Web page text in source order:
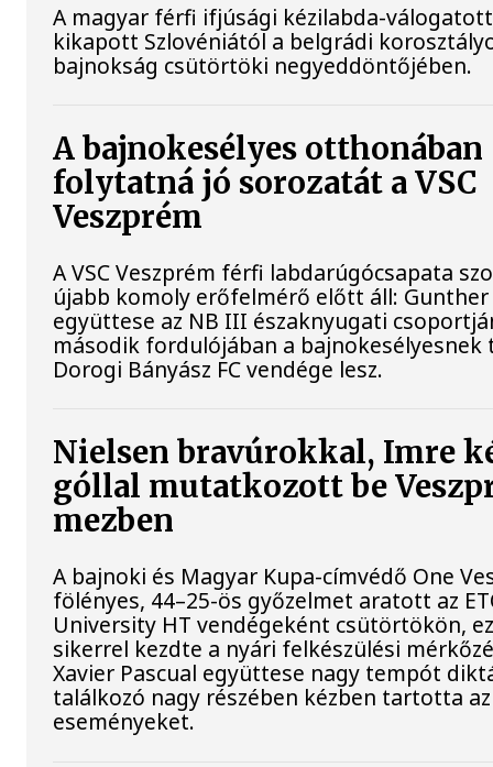
A magyar férfi ifjúsági kézilabda-
kikapott Szlovéniától a belgrádi
bajnokság csütörtöki negyeddöntőjében.
A bajnokesélyes otthonában
folytatná jó sorozatát a VSC
Veszprém
A VSC Veszprém férfi labdarúgócsapata
újabb komoly erőfelmérő előtt áll:
együttese az NB III északnyugati
második fordulójában a
Dorogi Bányász FC vendége lesz.
Nielsen bravúrokkal, Imre
góllal mutatkozott be
mezben
A bajnoki és Magyar Kupa-címvédő One
fölényes, 44–25-ös győzelmet aratott az
University HT vendégeként csütörtökön,
sikerrel kezdte a nyári felkészülési
Xavier Pascual együttese nagy tempót
találkozó nagy részében kézben tartotta az
eseményeket.